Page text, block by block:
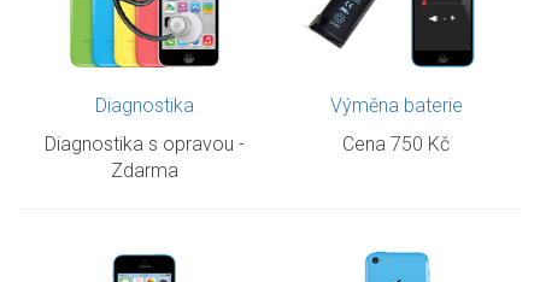
Diagnostika
Diagnostika s opravou -
Zdarma
Výměna baterie
Cena 750 Kč